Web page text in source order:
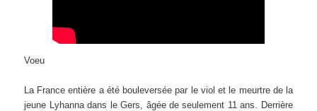
Voeu
La France entière a été bouleversée par le viol et le meurtre de la
jeune Lyhanna dans le Gers, âgée de seulement 11 ans. Derrière